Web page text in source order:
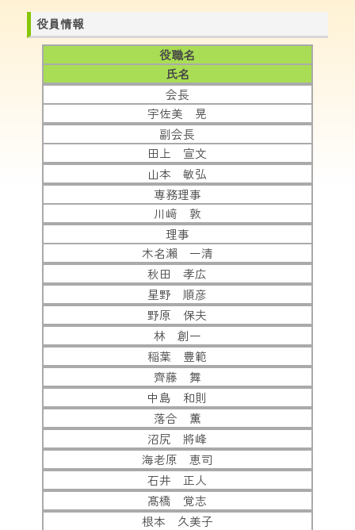
役員情報
役職名
氏名
会長
宇佐美 晃
副会長
田上 宣文
山本 敏弘
専務理事
川﨑 敦
理事
木名瀨 一清
秋田 孝広
星野 順彦
野原 保夫
林 創一
稲葉 豊範
齊藤 舞
中島 和則
落合 薫
沼尻 將峰
海老原 恵司
石井 正人
髙橋 覚志
根本 久美子